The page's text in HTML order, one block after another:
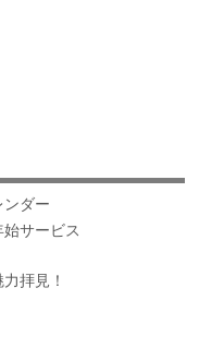
ンダー
始サービス
拝見！